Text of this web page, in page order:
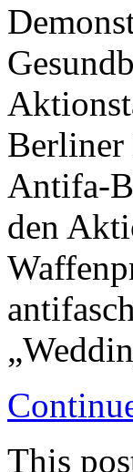
Berliner
Antifa-
den
This